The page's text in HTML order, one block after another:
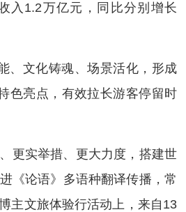
入1.2万亿元，同比分别增长
、文化铸魂、场景活化，形成
色亮点，有效拉长游客停留时
更实举措、更大力度，搭建世
《论语》多语种翻译传播，常
主文旅体验行活动上，来自13